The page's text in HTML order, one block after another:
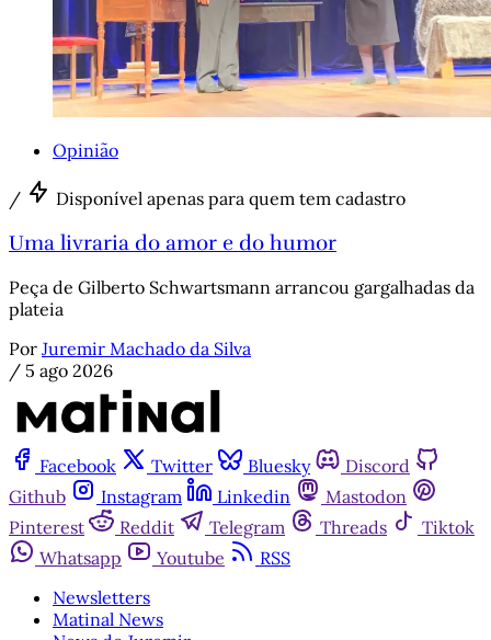
Opinião
/ Disponível apenas para quem tem cadastro
Uma livraria do amor e do humor
Peça de Gilberto Schwartsmann arrancou gargalhadas da
plateia
Por Juremir Machado da Silva
/ 5 ago 2026
Facebook Twitter Bluesky
Discord
Github
Instagram Linkedin
Mastodon
Pinterest
Reddit Telegram Threads
Tiktok
Whatsapp
Youtube
RSS
Newsletters
Matinal News